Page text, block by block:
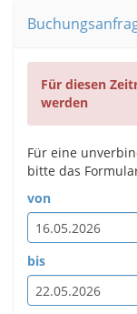
Für diesen
werden
Für eine
bitte das
von
bis